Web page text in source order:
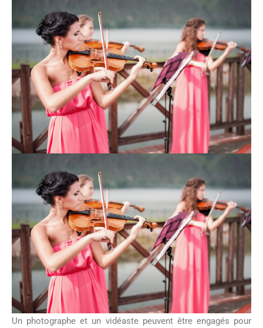
Un photographe et un vidéaste peuvent être engagés pour